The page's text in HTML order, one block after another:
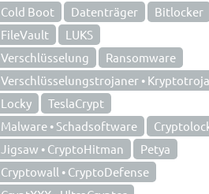
Cold Boot
Datenträger
Bitlocker
FileVault
LUKS
Verschlüsselung
Ransomware
Verschlüsselungstrojaner •
Locky
TeslaCrypt
Malware • Schadsoftware
Jigsaw • CryptoHitman
Petya
Cryptowall • CryptoDefense